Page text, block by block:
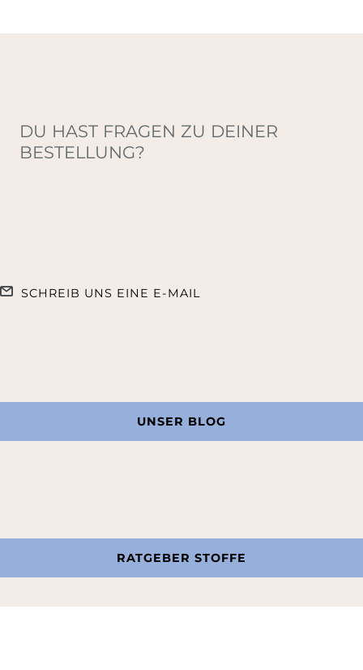
DU HAST FRAGEN ZU DEINER
BESTELLUNG?
SCHREIB UNS EINE E-MAIL
UNSER BLOG
RATGEBER STOFFE